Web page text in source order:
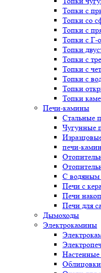
Топки с
Топки со
Топки с
Топки с Г-
Топки
Топки с
Топки с
Топки с
Топки
Топки
Печи-камины
Стальные
Чугунные
печи-
С водяным
Печи с
Печи
Печи для
Дымоходы
Электрокамины
Облицовки